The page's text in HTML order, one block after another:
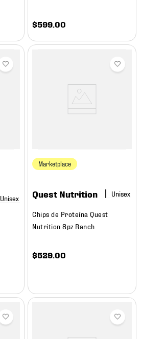
$599 .00
Marketplace
Quest Nutrition
Chips de Proteína Quest
Nutrition 8pz Ranch
$529 .00